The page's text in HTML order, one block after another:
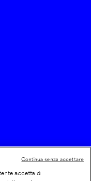
accetta di
Continua senza accettare